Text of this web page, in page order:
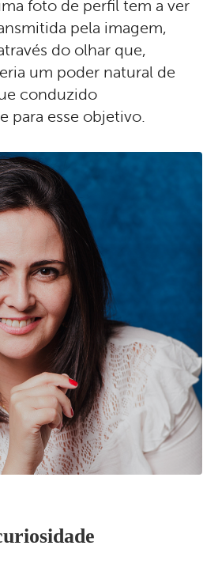
foto de perfil tem a ver
pela imagem,
do olhar que,
um poder natural de
conduzido
para esse objetivo.